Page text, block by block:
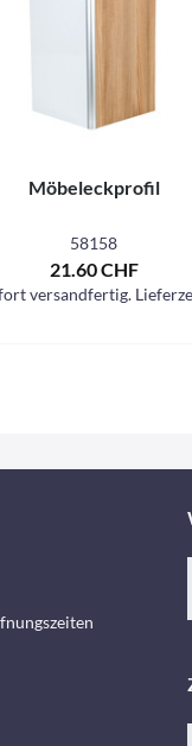
Möbeleckprofil
58158
21.60 CHF
versandfertig.